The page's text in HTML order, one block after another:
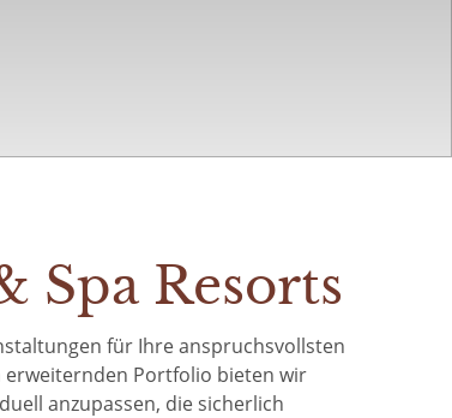
Spa Resorts
für Ihre anspruchsvollsten
erweiternden Portfolio bieten wir
anzupassen, die sicherlich